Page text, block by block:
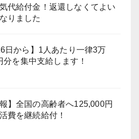
代給付金！返還しなくてよい
りました
日から】1人あたり一律3万
分を集中支給します！
報】全国の高齢者へ125,000円
費を継続給付！